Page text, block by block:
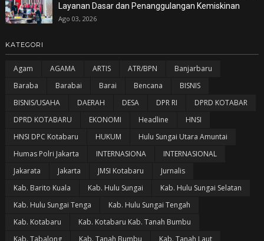
Layanan Dasar dan Penanggulangan Kemiskinan
Ago 03, 2026
KATEGORI
Agam AGAMA ARTIS ATR/BPN
Banjarbaru
Baraba
Barabai Barai Bencana
BISNIS
BISNIS/USAHA
DAERAH DESA DPR RI
DPRD KOTABAR
DPRD KOTABARU
EKONOMI Headline
HNSI
HNSI DPC Kotabaru
HUKUM
Hulu Sungai Utara Amuntai
Humas Polri Jakarta
INTERNASIONA
INTERNASIONAL
Jakarata
Jakarta JMSI Kotabaru
Jurnalis
Kab. Barito Kuala
Kab. Hulu Sungai
Kab. Hulu Sungai Selatan
Kab. Hulu Sungai Tenga
Kab. Hulu Sungai Tengah
Kab. Kotabaru
Kab. Kotabaru Kab. Tanah Bumbu
Kab. Tabalong
Kab. Tanah Bumbu
Kab. Tanah Laut